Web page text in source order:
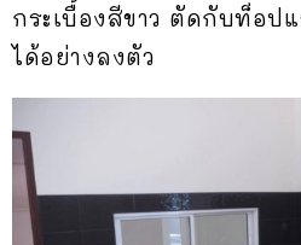
กระเบื้องสีขาว ตัดกับท็อป
ได้อย่างลงตัว